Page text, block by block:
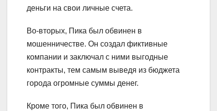
деньги на свои личные счета.
Во-вторых, Пика был обвинен в
мошенничестве. Он создал фиктивные
компании и заключал с ними выгодные
контракты, тем самым выведя из бюджета
города огромные суммы денег.
Кроме того, Пика был обвинен в